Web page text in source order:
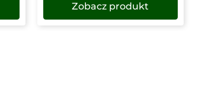
Zobacz produkt